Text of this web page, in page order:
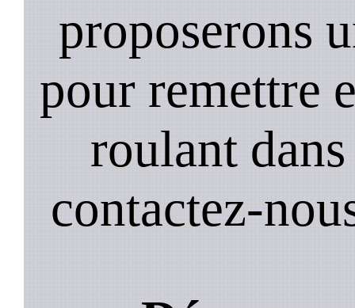
proposerons
pour remettre
roulant
contactez-